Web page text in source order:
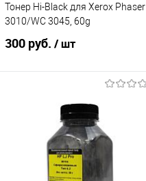
Тонер Hi-Black для Xerox Phaser
3010/WC 3045, 60g
300 руб. / шт
В корзину
Купить в 1 клик
Сравнение
В избранное